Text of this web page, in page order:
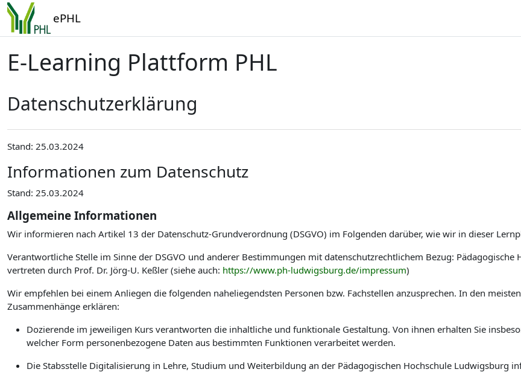
Zum Hauptinhalt
ePHL
E-Learning Plattform PHL
Datenschutzerklärung
Stand: 25.03.2024
Informationen zum Datenschutz
Stand: 25.03.2024
Allgemeine Informationen
Wir informieren nach Artikel 13 der Datenschutz-Grundverordnung (DSGVO) im Folgenden darüber, wie wir in dieser
Verantwortliche Stelle im Sinne der DSGVO und anderer Bestimmungen mit datenschutzrechtlichem Bezug:
vertreten durch Prof. Dr. Jörg-U. Keßler (siehe auch: https://www.ph-ludwigsburg.de/impressum)
Wir empfehlen bei einem Anliegen die folgenden naheliegendsten Personen bzw. Fachstellen anzusprechen. In den
Zusammenhänge erklären:
Dozierende im jeweiligen Kurs verantworten die inhaltliche und funktionale Gestaltung. Von ihnen erhalten Sie
welcher Form personenbezogene Daten aus bestimmten Funktionen verarbeitet werden.
Die Stabsstelle Digitalisierung in Lehre, Studium und Weiterbildung an der Pädagogischen Hochschule Ludwigsburg